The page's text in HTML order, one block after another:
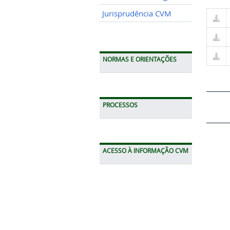
Jurisprudência CVM
NORMAS E ORIENTAÇÕES
PROCESSOS
ACESSO À INFORMAÇÃO CVM